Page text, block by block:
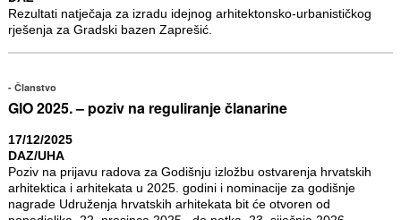
Rezultati natječaja za izradu idejnog arhitektonsko-urbanističkog
rješenja za Gradski bazen Zaprešić.
Članstvo
GIO 2025. – poziv na reguliranje članarine
17/12/2025
DAZ/UHA
Poziv na prijavu radova za Godišnju izložbu ostvarenja hrvatskih
arhitektica i arhitekata u 2025. godini i nominacije za godišnje
nagrade Udruženja hrvatskih arhitekata bit će otvoren od